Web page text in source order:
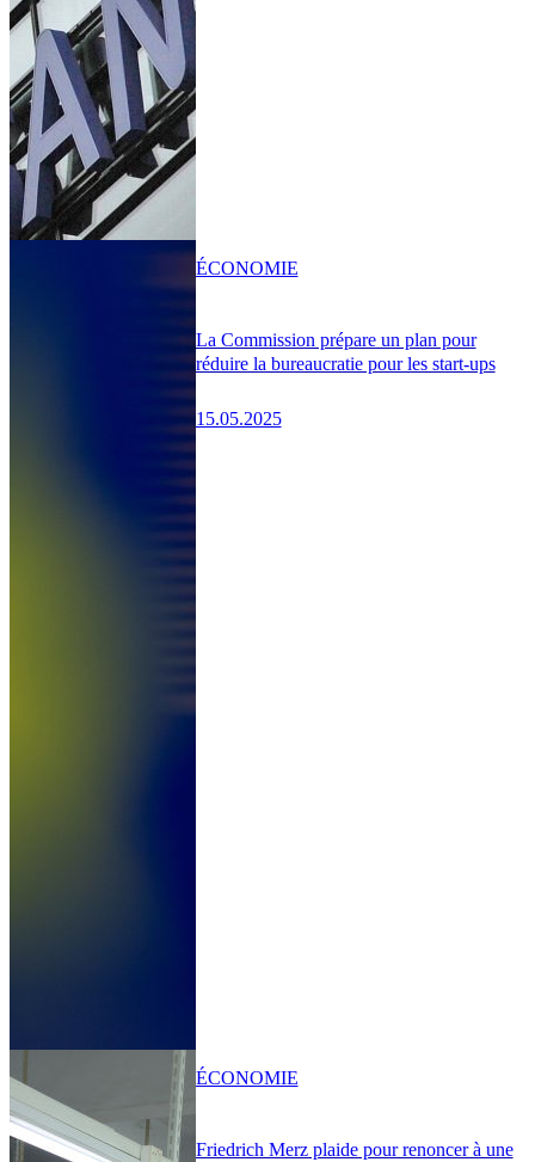
La Commission prépare un plan pour
réduire la bureaucratie pour les start-ups
15.05.2025
ÉCONOMIE
Friedrich Merz plaide pour renoncer à une
ÉCONOMIE